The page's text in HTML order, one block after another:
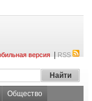
версия|RSS
Общество